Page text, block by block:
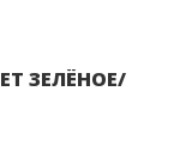
ЗЕЛЁНОЕ/